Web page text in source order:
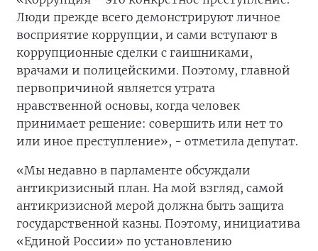
Люди прежде всего демонстрируют личное
восприятие коррупции, и сами вступают в
коррупционные сделки с гаишниками,
врачами и полицейскими. Поэтому, главной
первопричиной является утрата
нравственной основы, когда человек
принимает решение: совершить или нет то
или иное преступление», - отметила депутат.
«Мы недавно в парламенте обсуждали
антикризисный план. На мой взгляд, самой
антикризисной мерой должна быть защита
государственной казны. Поэтому, инициатива
«Единой России» по установлению